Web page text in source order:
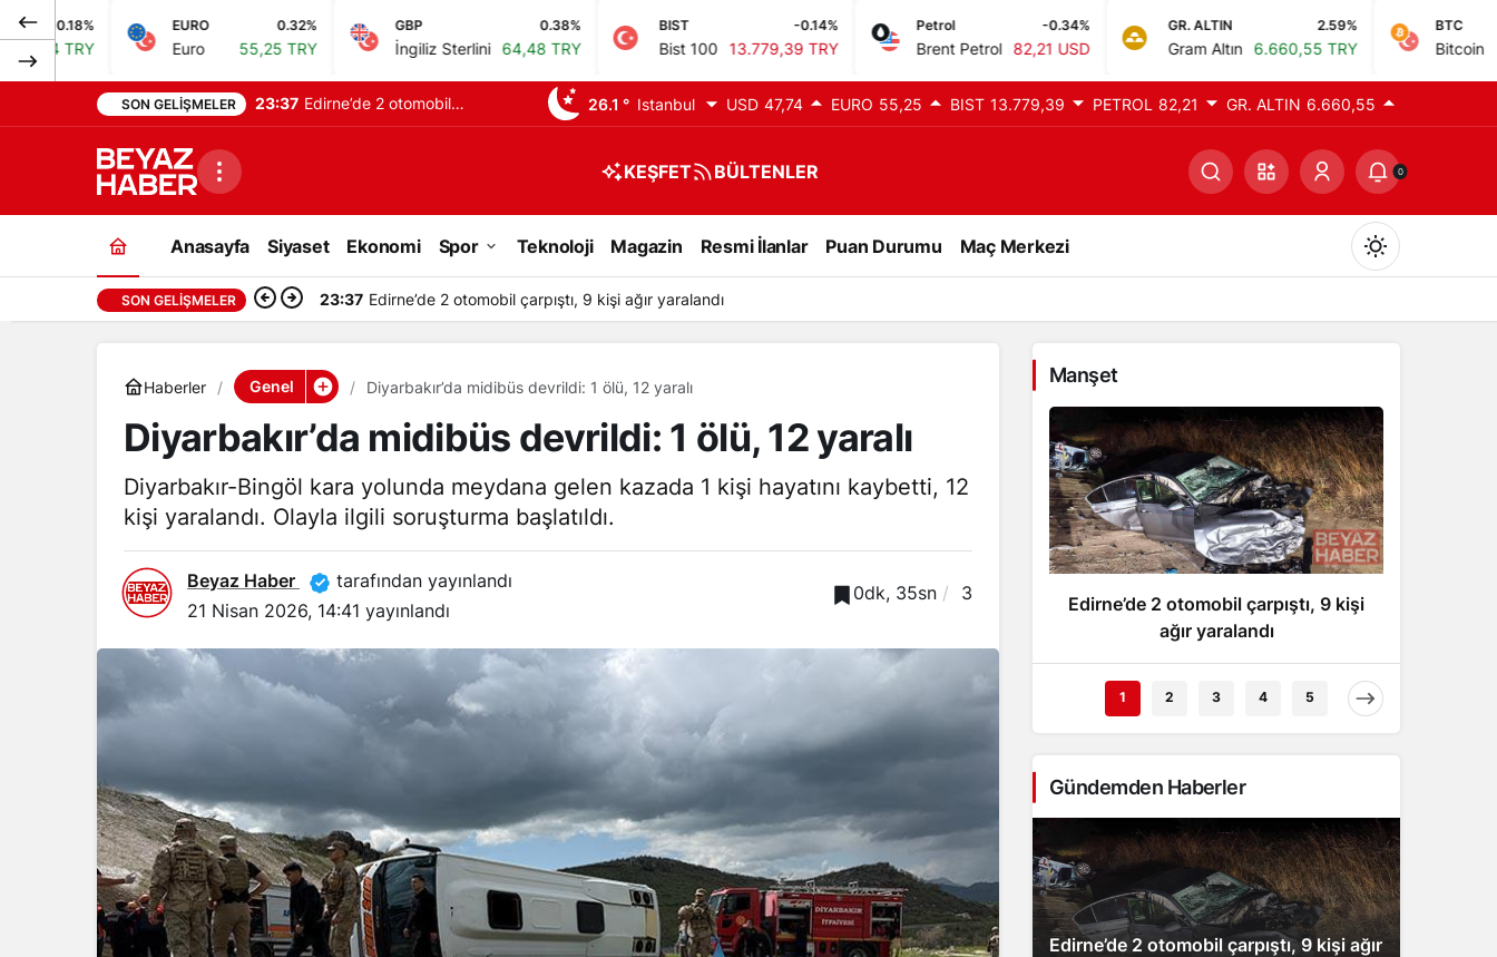
EURO 0.32%
Euro 55,25 TRY
GBP
İngiliz Sterlini 64,48 TRY
BIST
Bist 100 13.779,39 TRY
Petrol -0.34%
Brent Petrol 82,21 USD
GR. ALTIN 2.59%
Gram Altın 6.660,55 TRY
BTC 0%
Bitcoin 0,00 TRY
SON GELIŞMELER 23:37 Edirne’de 2 otomobil 26.1 ° Istanbul USD 47,74 EURO 55,25 BIST 13.779,39 PETROL 82,21 GR. ALTIN 6.660,55
KEŞFET BÜLTENLER 0
Anasayfa Siyaset Ekonomi Spor Teknoloji Magazin Resmi İlanlar Puan Durumu Maç Merkezi
Gündüz Modu
Gündüz modunu seçin.
Gece Modu
Gece modunu seçin.
Sistem Modu
Sistem modunu seçin.
SON GELIŞMELER 23:37 Edirne’de 2 otomobil çarpıştı, 9 kişi ağır yaralandı
Haberler Genel Diyarbakır’da midibüs devrildi: 1 ölü, 12 yaralı
Diyarbakır’da midibüs devrildi: 1 ölü, 12 yaralı
Diyarbakır-Bingöl kara yolunda meydana gelen kazada 1 kişi hayatını kaybetti, 12
kişi yaralandı. Olayla ilgili soruşturma başlatıldı.
Beyaz Haber
tarafından yayınlandı
21 Nisan 2026, 14:41 yayınlandı
0dk, 35sn 3
Manşet
Edirne’de 2 otomobil çarpıştı, 9 kişi
ağır yaralandı
1 2 3 4 5
Gündemden Haberler
Edirne’de 2 otomobil çarpıştı, 9 kişi ağır